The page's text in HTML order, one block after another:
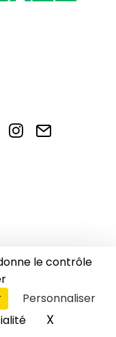
le contrôle
Personnaliser
XMasquer
réservés.